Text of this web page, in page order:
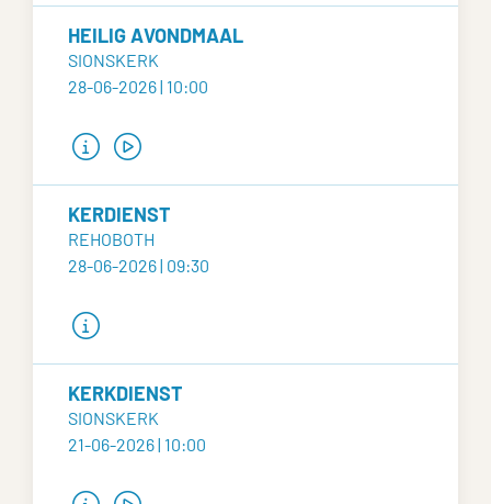
HEILIG AVONDMAAL
SIONSKERK
28-06-2026 | 10:00
KERDIENST
REHOBOTH
28-06-2026 | 09:30
KERKDIENST
SIONSKERK
21-06-2026 | 10:00